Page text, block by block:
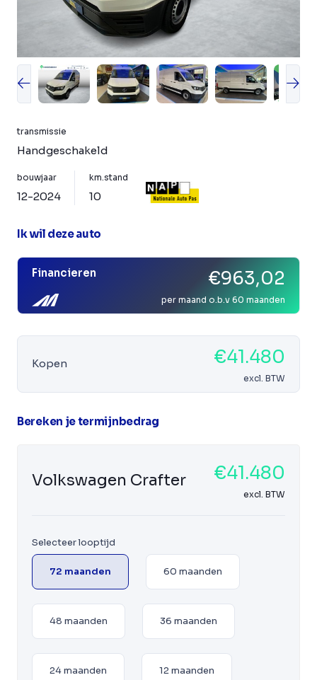
transmissie
Handgeschakeld
bouwjaar
12-2024
km.stand
10
Ik wil deze auto
Financieren €963,02
per maand o.b.v 60 maanden
Kopen €41.480
excl. BTW
Bereken je termijnbedrag
Volkswagen Crafter €41.480
excl. BTW
Selecteer looptijd
72 maanden 60 maanden
48 maanden 36 maanden
24 maanden 12 maanden